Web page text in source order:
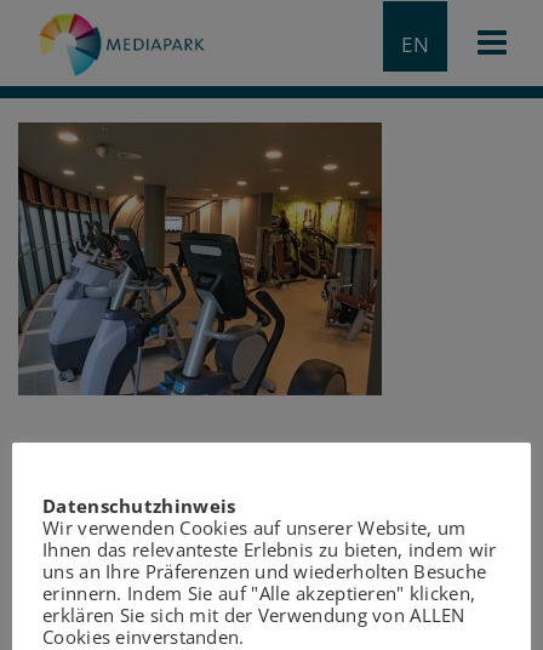
EN
Datenschutzhinweis
Wir verwenden Cookies auf unserer Website, um
Ihnen das relevanteste Erlebnis zu bieten, indem wir
uns an Ihre Präferenzen und wiederholten Besuche
erinnern. Indem Sie auf "Alle akzeptieren" klicken,
erklären Sie sich mit der Verwendung von ALLEN
Cookies einverstanden.